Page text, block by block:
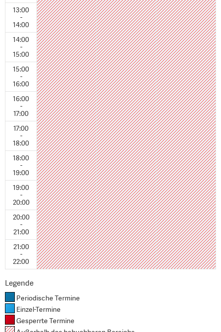
13:00
-
14:00
14:00
-
15:00
15:00
-
16:00
16:00
-
17:00
17:00
-
18:00
18:00
-
19:00
19:00
-
20:00
20:00
-
21:00
21:00
-
22:00
Legende
Periodische Termine
Einzel-Termine
Gesperrte Termine